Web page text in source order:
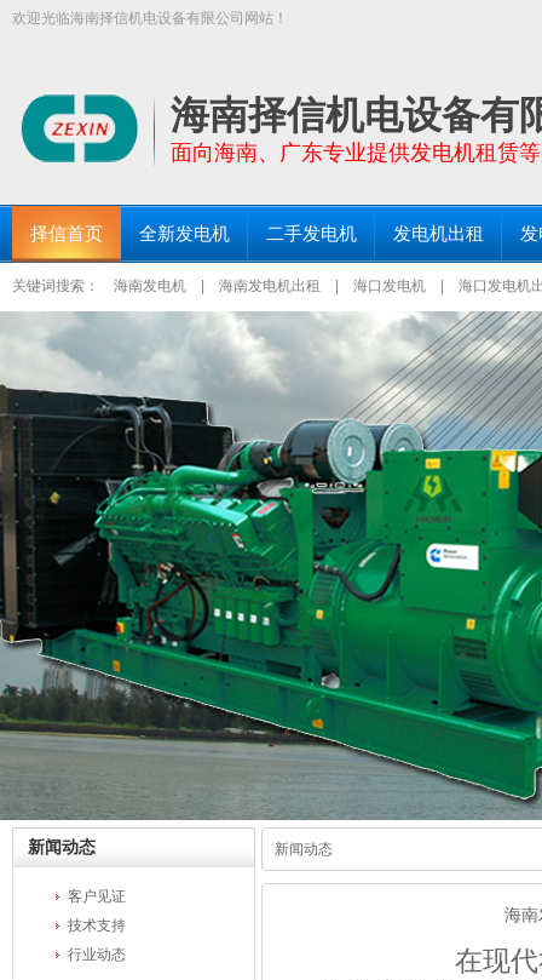
欢迎光临海南择信机电设备有限公司网站！
三亚发电机出租、琼海发电机出租等区域均设有仓库和服务点！
海南择信机电设备有
面向海南、广东专业提供发电机租赁
择信首页 全新发电机 二手发电机 发电机出租
关键词搜索： 海南发电机 海南发电机出租 海口发电机 海口发电机
新闻动态
客户见证
技术支持
行业动态
新闻动态
海南
在现代社会，